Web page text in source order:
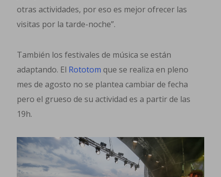
otras actividades, por eso es mejor ofrecer las
visitas por la tarde-noche”.
También los festivales de música se están
adaptando. El Rototom que se realiza en pleno
mes de agosto no se plantea cambiar de fecha
pero el grueso de su actividad es a partir de las
19h.